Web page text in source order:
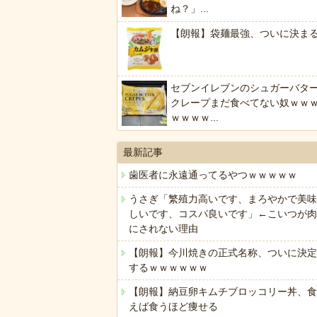
ね？」...
【朗報】袋麺最強、ついに決ま
セブンイレブンのシュガーバタ
クレープまだ食べてない奴ｗｗ
ｗｗｗｗ...
最新記事
歯医者に永遠通ってるやつｗｗｗｗｗ
うさぎ「繁殖力高いです、まろやかで美味
しいです、コスパ良いです」←こいつが肉
にされない理由
【朗報】今川焼きの正式名称、ついに決定
するｗｗｗｗｗｗ
【朗報】納豆卵キムチブロッコリー丼、食
えば食うほど痩せる